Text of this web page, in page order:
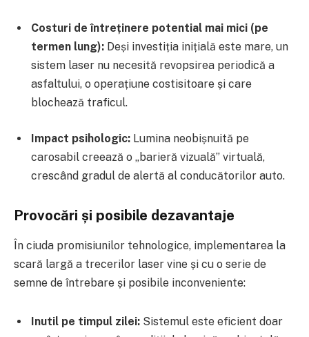
Costuri de întreținere potential mai mici (pe
termen lung): Deși investiția inițială este mare, un
sistem laser nu necesită revopsirea periodică a
asfaltului, o operațiune costisitoare și care
blochează traficul.
Impact psihologic: Lumina neobișnuită pe
carosabil creează o „barieră vizuală” virtuală,
crescând gradul de alertă al conducătorilor auto.
Provocări și posibile dezavantaje
În ciuda promisiunilor tehnologice, implementarea la
scară largă a trecerilor laser vine și cu o serie de
semne de întrebare și posibile inconveniente:
Inutil pe timpul zilei: Sistemul este eficient doar